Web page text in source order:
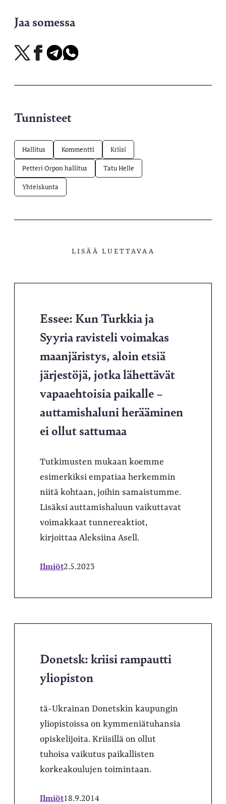
Jaa somessa
Jaa
X-
Jaa
Facebookissa
Jaa
Telegramissa
Jaa
WhatsAppissa
Tunnisteet
Hallitus Kommentti Kriisi
Petteri Orpon hallitus Tatu Helle
Yhteiskunta
LISÄÄ LUETTAVAA
Essee: Kun Turkkia ja
Syyria ravisteli voimakas
maanjäristys, aloin etsiä
järjestöjä, jotka lähettävät
vapaaehtoisia paikalle –
auttamishaluni herääminen
ei ollut sattumaa
Tutkimusten mukaan koemme
esimerkiksi empatiaa herkemmin
niitä kohtaan, joihin samaistumme.
Lisäksi auttamishaluun vaikuttavat
voimakkaat tunnereaktiot,
kirjoittaa Aleksiina Asell.
Ilmiöt2.5.2023
Donetsk: kriisi rampautti
yliopiston
tä-Ukrainan Donetskin kaupungin
yliopistoissa on kymmeniätuhansia
opiskelijoita. Kriisillä on ollut
tuhoisa vaikutus paikallisten
korkeakoulujen toimintaan.
Ilmiöt18.9.2014